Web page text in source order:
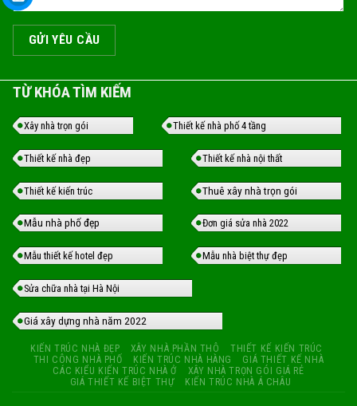
TỪ KHÓA TÌM KIẾM
Xây nhà trọn gói Thiết kế nhà phố 4 tầng
Thiết kế nhà đẹp Thiết kế nhà nội thất
Thiết kế kiến trúc Thuê xây nhà trọn gói
Mẫu nhà phố đẹp Đơn giá sửa nhà 2022
Mẫu thiết kế hotel đẹp Mẫu nhà biệt thự đẹp
Sửa chữa nhà tại Hà Nội
Giá xây dựng nhà năm 2022
KIẾN TRÚC NHÀ ĐẸP XÂY NHÀ PHẦN THÔ
THIẾT KẾ KIẾN TRÚC
THI CÔNG NHÀ PHỐ
KIẾN TRÚC NHÀ HÀNG
GIÁ THIẾT KẾ NHÀ
CÁC KIỂU KIẾN TRÚC NHÀ Ở
XÂY NHÀ TRỌN GÓI GIÁ RẺ
GIÁ THIẾT KẾ BIỆT THỰ
KIẾN TRÚC NHÀ Á CHÂU